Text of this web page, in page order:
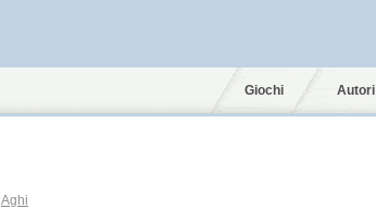
Giochi Autori
Aghi